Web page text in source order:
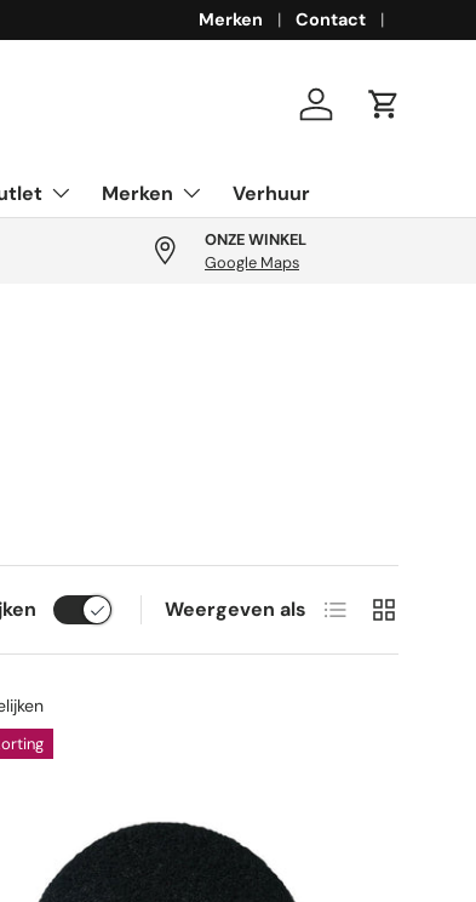
Merken Contact
Inloggen
Merken Verhuur
ONZE WINKEL
Google Maps
Weergeven als Lijst Raster